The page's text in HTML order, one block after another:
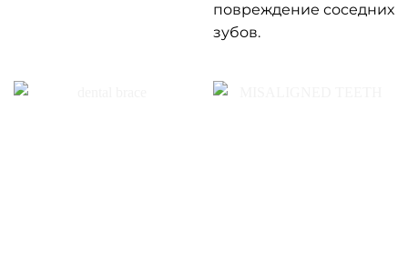
повреждение соседних
зубов.